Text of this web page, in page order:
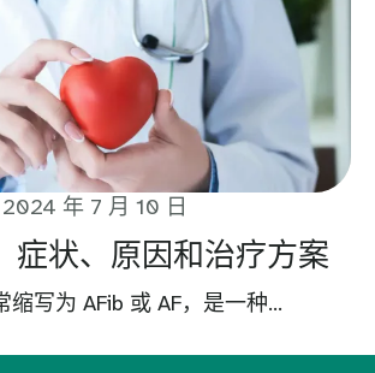
2024 年 7 月 10 日
症状、原因和治疗方案
缩写为 AFib 或 AF，是一种...